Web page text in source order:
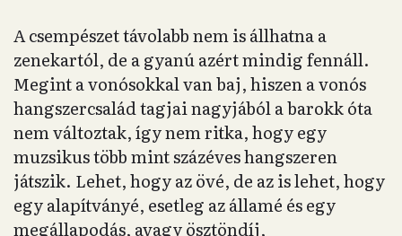
A csempészet távolabb nem is állhatna a
zenekartól, de a gyanú azért mindig fennáll.
Megint a vonósokkal van baj, hiszen a vonós
hangszercsalád tagjai nagyjából a barokk óta
nem változtak, így nem ritka, hogy egy
muzsikus több mint százéves hangszeren
játszik. Lehet, hogy az övé, de az is lehet, hogy
egy alapítványé, esetleg az államé és egy
megállapodás, avagy ösztöndíj,